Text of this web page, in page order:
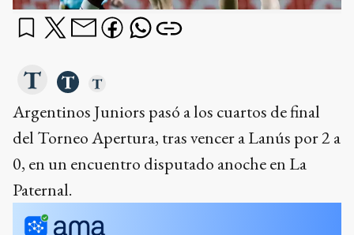
Argentinos Juniors pasó a los cuartos de final
del Torneo Apertura, tras vencer a Lanús por 2 a
0, en un encuentro disputado anoche en La
Paternal.